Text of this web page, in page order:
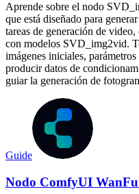
Aprende sobre el nodo
que está diseñado para
tareas de generación de
con modelos SVD_img2vid.
imágenes iniciales,
producir datos de
guiar la generación de
Guide
Nodo ComfyUI